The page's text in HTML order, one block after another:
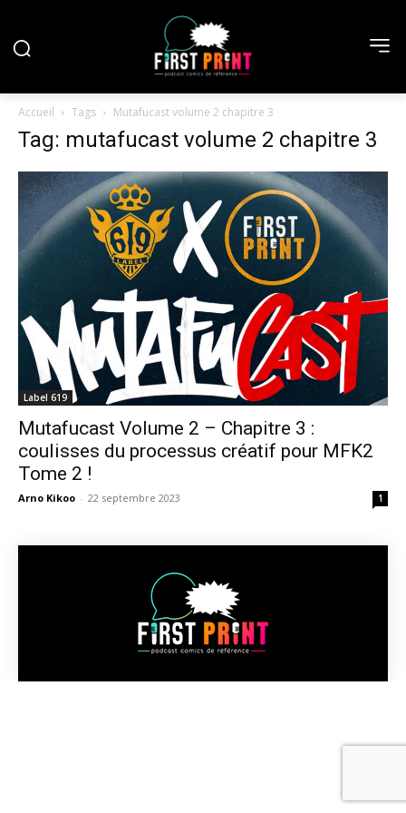
Accueil Tags Mutafucast volume 2 chapitre 3
Tag: mutafucast volume 2 chapitre 3
Label 619
Mutafucast Volume 2 – Chapitre 3 :
coulisses du processus créatif pour MFK2
Tome 2 !
Arno Kikoo - 22 septembre 2023 1